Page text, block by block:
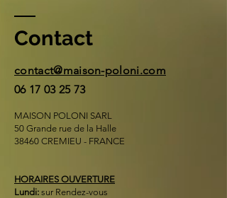
Contact
contact@maison-poloni.com
06 17 03 25 73
MAISON POLONI SARL
50 Grande rue de la Halle
38460 CREMIEU - FRANCE
HORAIRES OUVERTURE
Lundi: sur Rendez-vous